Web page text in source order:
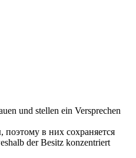
und stellen ein Versprechen
в них сохраняется
der Besitz konzentriert